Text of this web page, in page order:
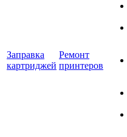
Заправка
картриджей
Ремонт
принтеров